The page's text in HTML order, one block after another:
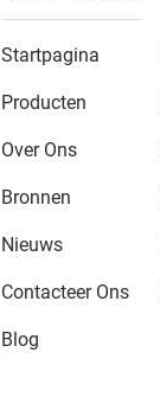
Startpagina
Producten
Over Ons
Bronnen
Nieuws
Contacteer Ons
Blog